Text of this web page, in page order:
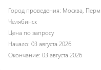
Город проведения: Москва,
Челябинск
Цена по запросу
Начало: 03 августа 2026
Окончание: 03 августа 2026